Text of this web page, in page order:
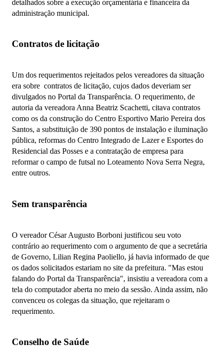
detalhados sobre a execução orçamentária e financeira da
administração municipal.
Contratos de licitação
Um dos requerimentos rejeitados pelos vereadores da situação
era sobre contratos de licitação, cujos dados deveriam ser
divulgados no Portal da Transparência. O requerimento, de
autoria da vereadora Anna Beatriz Scachetti, citava contratos
como os da construção do Centro Esportivo Mario Pereira dos
Santos, a substituição de 390 pontos de instalação e iluminação
pública, reformas do Centro Integrado de Lazer e Esportes do
Residencial das Posses e a contratação de empresa para
reformar o campo de futsal no Loteamento Nova Serra Negra,
entre outros.
Sem transparência
O vereador César Augusto Borboni justificou seu voto
contrário ao requerimento com o argumento de que a secretária
de Governo, Lilian Regina Paoliello, já havia informado de que
os dados solicitados estariam no site da prefeitura. "Mas estou
falando do Portal da Transparência", insistiu a vereadora com a
tela do computador aberta no meio da sessão. Ainda assim, não
convenceu os colegas da situação, que rejeitaram o
requerimento.
Conselho de Saúde